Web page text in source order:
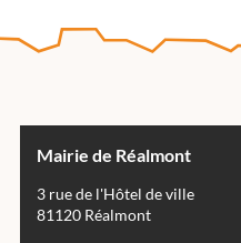
Mairie de Réalmont
3 rue de l'Hôtel de ville
81120 Réalmont